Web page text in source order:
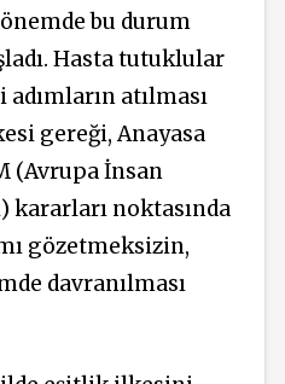
bu durum
Hasta tutuklular
atılması
gereği, Anayasa
(Avrupa İnsan
kararları noktasında
gözetmeksizin,
davranılması